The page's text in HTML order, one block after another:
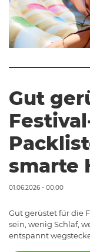
Gut
smarte
01.06.2026 - 00:00
Gut gerüstet für die
sein, wenig Schlaf,
entspannt